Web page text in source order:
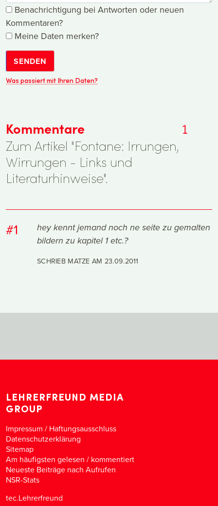
Benachrichtigung bei Antworten oder neuen
Kommentaren?
Meine Daten merken?
SENDEN
Was passiert mit Ihren Daten?
Kommentare
1
Zum Artikel "Fontane: Irrungen,
Wirrungen - Links und
Literaturhinweise".
#1
hey kennt jemand noch ne seite zu gemalten
bildern zu kapitel 1 etc.?
SCHRIEB MATZE AM 23.09.2011
LEHRERFREUND MEDIA
GROUP
Impressum / Haftungsausschluss
Datenschutzerklärung
Sitemap
Am häufigsten gelesen / kommentiert
Neueste Beiträge nach Aufrufen
NSR-Stats
tec.Lehrerfreund